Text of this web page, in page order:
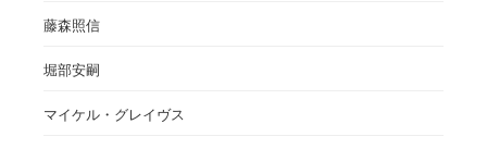
藤森照信
堀部安嗣
マイケル・グレイヴス